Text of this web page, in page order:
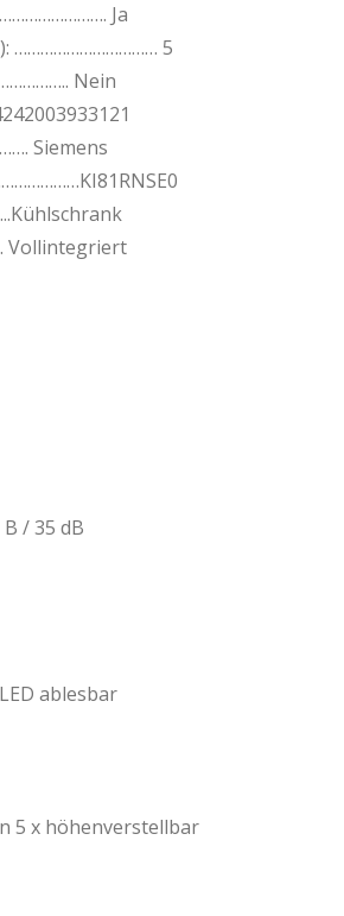
Ja
…………………………… 5
Nein
Siemens
/ 35 dB
ablesbar
5 x höhenverstellbar